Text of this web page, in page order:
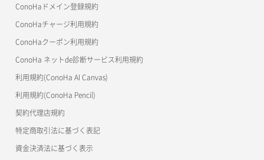
自動バックアップ有効化
サーバーメタデータ取得
サーバーメタデータ更新（ネームタグ変更）
サーバー一覧取得
サーバー作成
サーバー再構築（OS再インストール）
ネットワーク作成（ローカルネットワーク用）
ネットワーク削除（ローカルネットワーク用）
ネットワーク詳細取得
ポート一覧取得
ポート作成（ローカルネットワーク用）
ポート作成（追加IP用）
リスナー作成
リスナー削除
リスナー更新
リスナー詳細取得
ロードバランサー一覧取得
ラージオブジェクトアップロード(DLO)
一時的Web公開
OpenStack CLI
Terraform
s3cmd
公開API(ConoHa VPS Ver.2.0)
ConoHaドメイン登録規約
ConoHaチャージ利用規約
ConoHaクーポン利用規約
ConoHa ネットde診断サービス利用規約
利用規約(ConoHa AI Canvas)
利用規約(ConoHa Pencil)
契約代理店規約
特定商取引法に基づく表記
資金決済法に基づく表示